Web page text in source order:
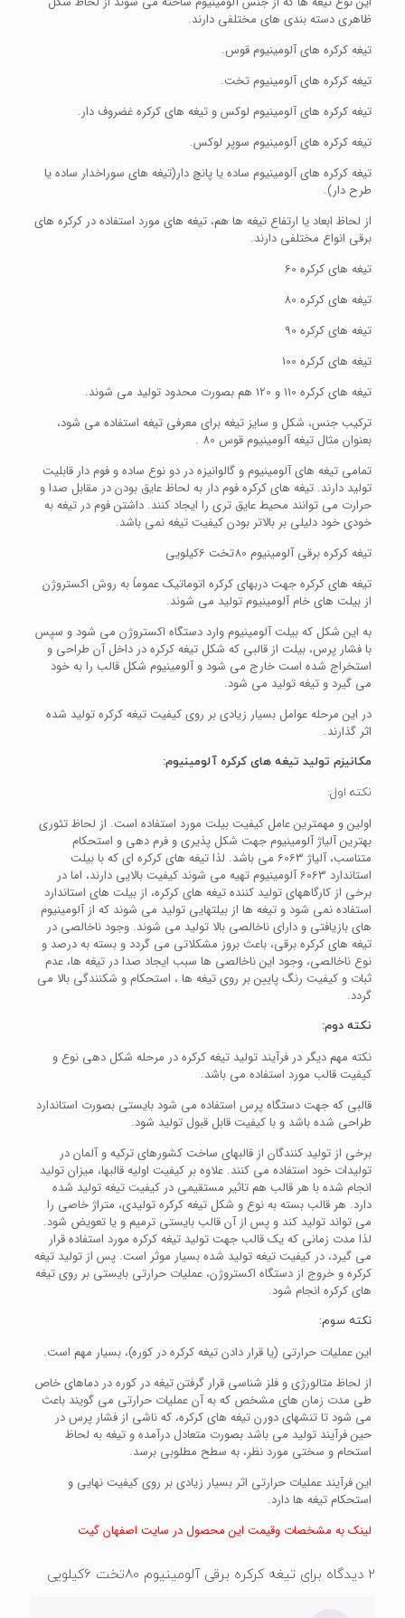
ظاهری دسته بندی های مختلفی دارند.
تیغه کرکره های آلومینیوم قوس.
تیغه کرکره های آلومینیوم تخت.
تیغه کرکره های آلومینیوم لوکس و تیغه های کرکره غضروف دار.
تیغه کرکره های آلومینیوم سوپر لوکس.
تیغه کرکره های آلومینیوم ساده یا پانچ دار(تیغه های سوراخدار ساده یا
طرح دار).
از لحاظ ابعاد یا ارتفاع تیغه ها هم، تیغه های مورد استفاده در کرکره های
برقی انواع مختلفی دارند.
تیغه های کرکره 60
تیغه های کرکره 80
تیغه های کرکره 90
تیغه های کرکره 100
تیغه های کرکره 110 و 120 هم بصورت محدود تولید می شوند.
ترکیب جنس، شکل و سایز تیغه برای معرفی تیغه استفاده می شود،
بعنوان مثال تیغه آلومینیوم قوس 80 .
تمامی تیغه های آلومینیوم و گالوانیزه در دو نوع ساده و فوم دار قابلیت
تولید دارند. تیغه های کرکره فوم دار به لحاظ عایق بودن در مقابل صدا و
حرارت می توانند محیط عایق تری را ایجاد کنند. داشتن فوم در تیغه به
خودی خود دلیلی بر بالاتر بودن کیفیت تیغه نمی باشد.
تیغه کرکره برقی آلومینیوم 80تخت 6کیلویی
تیغه های کرکره جهت دربهای کرکره اتوماتیک عموماً به روش اکستروژن
از بیلت های خام آلومینیوم تولید می شوند.
به این شکل که بیلت آلومینیوم وارد دستگاه اکستروژن می شود و سپس
با فشار پرس، بیلت از قالبی که شکل تیغه کرکره در داخل آن طراحی و
استخراج شده است خارج می شود و آلومینیوم شکل قالب را به خود
می گیرد و تیغه تولید می شود.
در این مرحله عوامل بسیار زیادی بر روی کیفیت تیغه کرکره تولید شده
اثر گذارند.
مکانیزم تولید تیغه های کرکره آلومینیوم:
نکته اول:
اولین و مهمترین عامل کیفیت بیلت مورد استفاده است. از لحاظ تئوری
بهترین آلیاژ آلومینیوم جهت شکل پذیری و فرم دهی و استحکام
متناسب، آلیاژ 6063 می باشد. لذا تیغه های کرکره ای که با بیلت
استاندارد 6063 آلومینیوم تهیه می شوند کیفیت بالایی دارند، اما در
برخی از کارگاههای تولید کننده تیغه های کرکره، از بیلت های استاندارد
استفاده نمی شود و تیغه ها از بیلتهایی تولید می شوند که از آلومینیوم
های بازیافتی و دارای ناخالصی بالا تولید می شوند. وجود ناخالصی در
تیغه های کرکره برقی، باعث بروز مشکلاتی می گردد و بسته به درصد و
نوع ناخالصی، وجود این ناخالصی ها سبب ایجاد صدا در تیغه ها، عدم
ثبات و کیفیت رنگ پایین بر روی تیغه ها ، استحکام و شکنندگی بالا می
گردد.
نکته دوم:
نکته مهم دیگر در فرآیند تولید تیغه کرکره در مرحله شکل دهی نوع و
کیفیت قالب مورد استفاده می باشد.
قالبی که جهت دستگاه پرس استفاده می شود بایستی بصورت استاندارد
طراحی شده باشد و با کیفیت قابل قبول تولید شود.
برخی از تولید کنندگان از قالبهای ساخت کشورهای ترکیه و آلمان در
تولیدات خود استفاده می کنند. علاوه بر کیفیت اولیه قالبها، میزان تولید
انجام شده با هر قالب هم تاثیر مستقیمی در کیفیت تیغه تولید شده
دارد. هر قالب بسته به نوع و شکل تیغه کرکره تولیدی، متراژ خاصی را
می تواند تولید کند و پس از آن قالب بایستی ترمیم و یا تعویض شود.
لذا مدت زمانی که یک قالب جهت تولید تیغه کرکره مورد استفاده قرار
می گیرد، در کیفیت تیغه تولید شده بسیار موثر است. پس از تولید تیغه
کرکره و خروج از دستگاه اکستروژن، عملیات حرارتی بایستی بر روی تیغه
های کرکره انجام شود.
نکته سوم:
این عملیات حرارتی (یا قرار دادن تیغه کرکره در کوره)، بسیار مهم است.
از لحاظ متالورژی و فلز شناسی قرار گرفتن تیغه در کوره در دماهای خاص
طی مدت زمان های مشخص که به آن عملیات حرارتی می گویند باعث
می شود تا تنشهای دورن تیغه های کرکره، که ناشی از فشار پرس در
حین فرآیند تولید می باشد بصورت متعادل درآمده و تیغه به لحاظ
استحام و سختی مورد نظر، به سطح مطلوبی برسد.
این فرآیند عملیات حرارتی اثر بسیار زیادی بر روی کیفیت نهایی و
استحکام تیغه ها دارد.
لینک به مشخصات وقیمت این محصول در سایت اصفهان گیت
2 دیدگاه برای تیغه کرکره برقی آلومینیوم 80تخت 6کیلویی